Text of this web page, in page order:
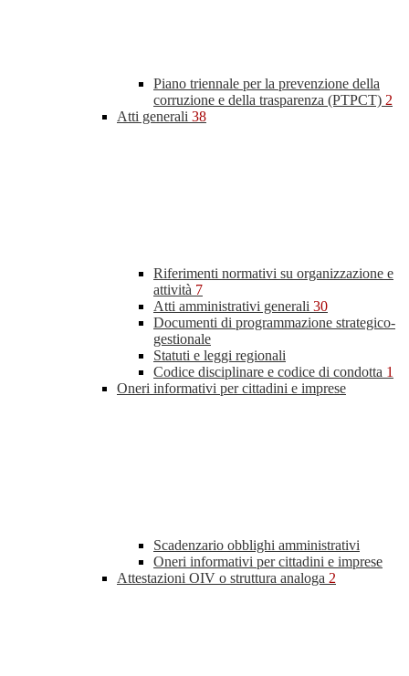
Piano triennale per la prevenzione della
corruzione e della trasparenza (PTPCT) 2
Atti generali 38
Riferimenti normativi su organizzazione e
attività 7
Atti amministrativi generali 30
Documenti di programmazione strategico-
gestionale
Statuti e leggi regionali
Codice disciplinare e codice di condotta 1
Oneri informativi per cittadini e imprese
Scadenzario obblighi amministrativi
Oneri informativi per cittadini e imprese
Attestazioni OIV o struttura analoga 2